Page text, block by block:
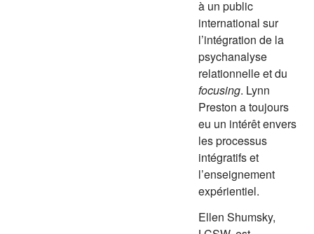
à un public
international sur
l’intégration de la
psychanalyse
relationnelle et du
focusing. Lynn
Preston a toujours
eu un intérêt envers
les processus
intégratifs et
l’enseignement
expérientiel.
Ellen Shumsky,